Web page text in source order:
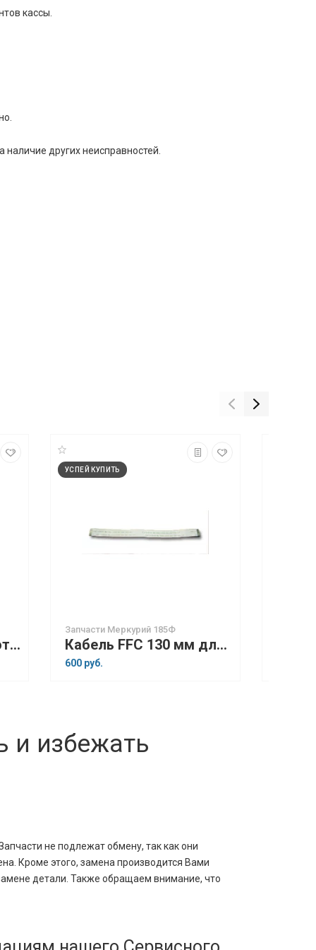
кассы.
других неисправностей.
Аккумулятор для Эвотор 5i
УСПЕЙ КУПИТЬ
Запчасти Меркурий 185Ф
Кабель FFC 130 мм для Меркурий 185Ф
600 руб.
и избежать
не подлежат обмену, так как они
Кроме этого, замена производится Вами
детали. Также обращаем внимание, что